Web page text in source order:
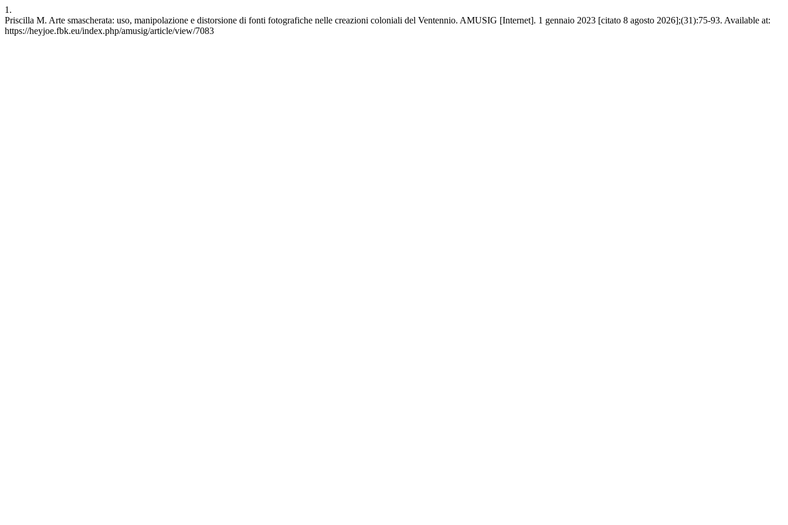
1.
Priscilla M. Arte smascherata: uso, manipolazione e distorsione di fonti fotografiche nelle creazioni coloniali del Ventennio. AMUSIG [Internet]. 1 gennaio 2023 [citato 8 agosto 2026];(31):75-93. Available at:
https://heyjoe.fbk.eu/index.php/amusig/article/view/7083